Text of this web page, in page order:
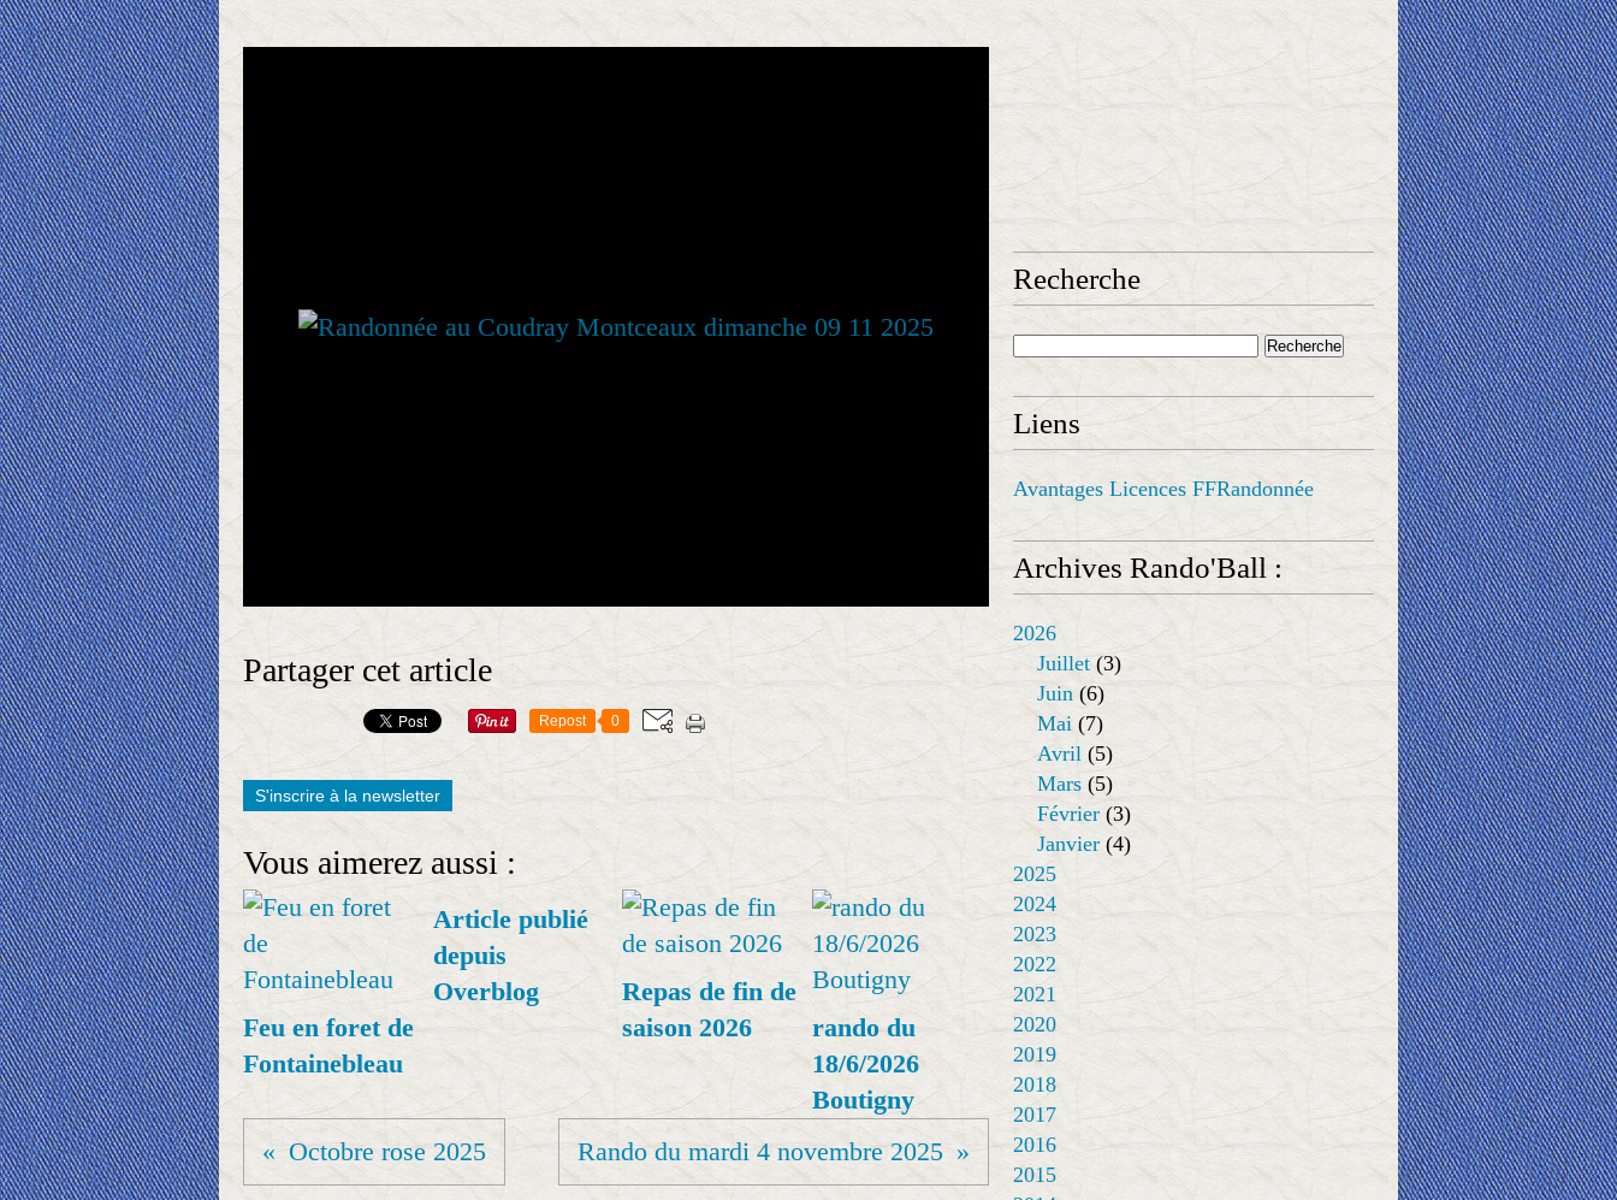
Partager cet article
Repost 0
S'inscrire à la newsletter
Vous aimerez aussi :
Feu en foret de
Fontainebleau
Article publié
depuis
Overblog
Repas de fin de
saison 2026
rando du
18/6/2026
Boutigny
Octobre rose 2025
Rando du mardi 4 novembre 2025
Recherche
Liens
Avantages Licences FFRandonnée
Archives Rando'Ball :
2026
Juillet (3)
Juin (6)
Mai (7)
Avril (5)
Mars (5)
Février (3)
Janvier (4)
2025
2024
2023
2022
2021
2020
2019
2018
2017
2016
2015